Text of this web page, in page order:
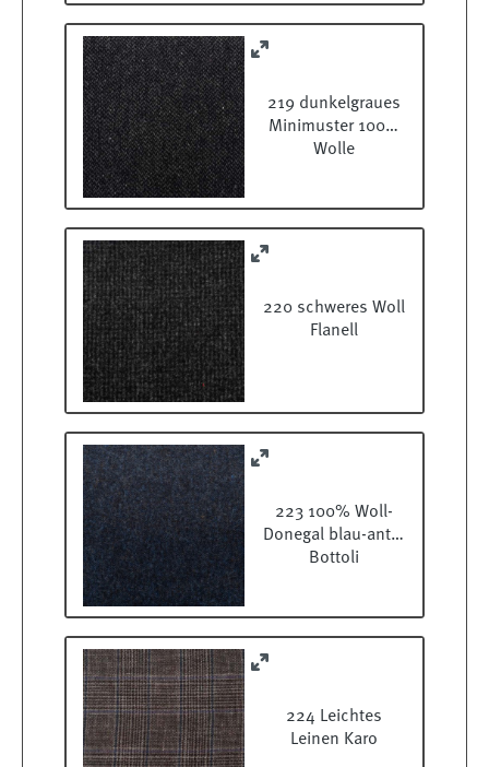
219 dunkelgraues
Minimuster 100%
Wolle
220 schweres Woll
Flanell
223 100% Woll-
Donegal blau-antra
Bottoli
224 Leichtes
Leinen Karo